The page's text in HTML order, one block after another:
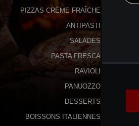
PIZZAS CRÈME FRAÎCHE
ANTIPASTI
SALADES
PASTA FRESCA
RAVIOLI
PANUOZZO
DESSERTS
BOISSONS ITALIENNES